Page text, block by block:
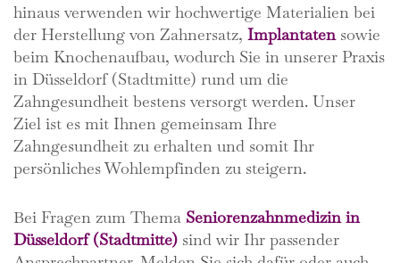
hinaus verwenden wir hochwertige Materialien bei
der Herstellung von Zahnersatz, Implantatensowie
beim Knochenaufbau, wodurch Sie in unserer Praxis
in Düsseldorf (Stadtmitte) rund um die
Zahngesundheit bestens versorgt werden. Unser
Ziel ist es mit Ihnen gemeinsam Ihre
Zahngesundheit zu erhalten und somit Ihr
persönliches Wohlempfinden zu steigern.
Bei Fragen zum Thema Seniorenzahnmedizin in
Düsseldorf (Stadtmitte) sind wir Ihr passender